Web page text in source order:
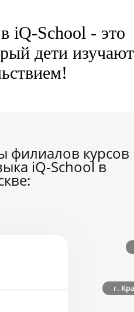
iQ-School - это
дети изучают
филиалов курсов
iQ-School в
г.